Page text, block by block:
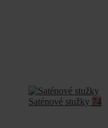
Saténové stužky 74